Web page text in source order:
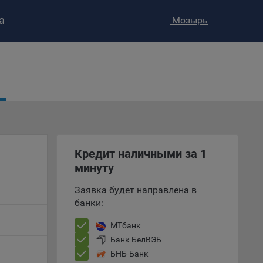
и
–
Мозырь
Кредит наличными за 1
минуту
Заявка будет направлена в
банки:
МТбанк
Банк БелВЭБ
БНБ-Банк